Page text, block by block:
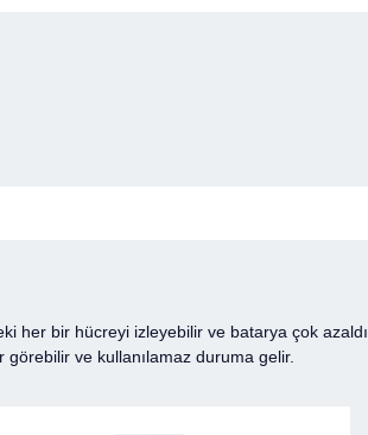
her bir hücreyi izleyebilir ve batarya çok
görebilir ve kullanılamaz duruma gelir.